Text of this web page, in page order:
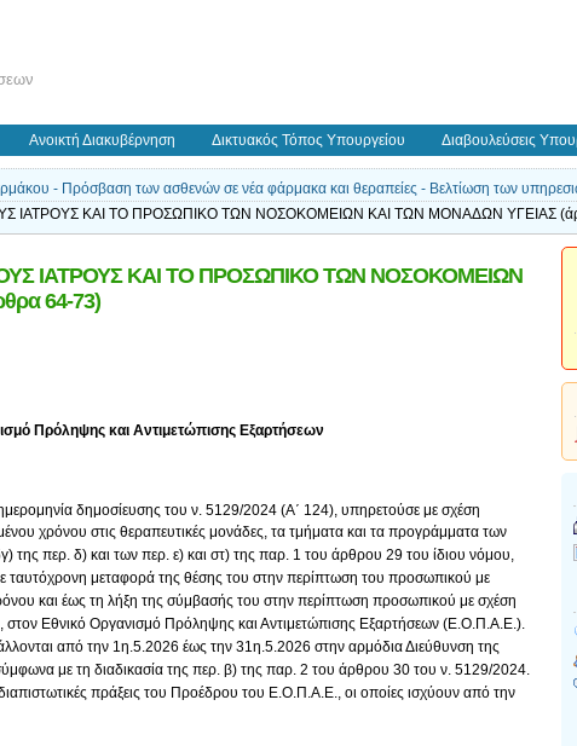
Ανοικτή Διακυβέρνηση Δικτυακός Τόπος Υπουργείου Διαβουλεύσεις
- Πρόσβαση των ασθενών σε νέα φάρμακα και θεραπείες - Βελτίωση των
ΙΑΤΡΟΥΣ ΚΑΙ ΤΟ ΠΡΟΣΩΠΙΚΟ ΤΩΝ ΝΟΣΟΚΟΜΕΙΩΝ ΚΑΙ ΤΩΝ ΜΟΝΑΔΩΝ ΥΓΕΙΑΣ
ΙΑΤΡΟΥΣ ΚΑΙ ΤΟ ΠΡΟΣΩΠΙΚΟ ΤΩΝ ΝΟΣΟΚΟΜΕΙΩΝ
64-73)
Πρόληψης και Αντιμετώπισης Εξαρτήσεων
δημοσίευσης του ν. 5129/2024 (Α΄ 124), υπηρετούσε με σχέση
χρόνου στις θεραπευτικές μονάδες, τα τμήματα και τα προγράμματα των
της περ. δ) και των περ. ε) και στ) της παρ. 1 του άρθρου 29 του ίδιου νόμου,
ταυτόχρονη μεταφορά της θέσης του στην περίπτωση του προσωπικού με
και έως τη λήξη της σύμβασής του στην περίπτωση προσωπικού με σχέση
στον Εθνικό Οργανισμό Πρόληψης και Αντιμετώπισης Εξαρτήσεων (Ε.Ο.Π.Α.Ε.).
από την 1η.5.2026 έως την 31η.5.2026 στην αρμόδια Διεύθυνση της
σύμφωνα με τη διαδικασία της περ. β) της παρ. 2 του άρθρου 30 του ν. 5129/2024.
πράξεις του Προέδρου του Ε.Ο.Π.Α.Ε., οι οποίες ισχύουν από την